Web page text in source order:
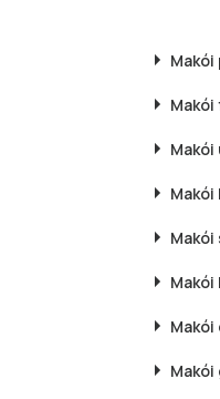
Makói
Makói
Makói
Makói
Makói
Makói
Makói
Makói